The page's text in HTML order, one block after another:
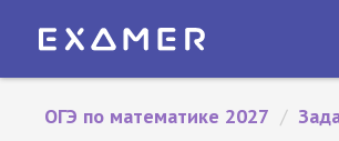
ОГЭ по математике 2027 /